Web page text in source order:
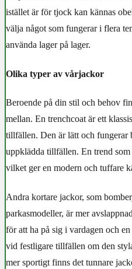
istället är för tjock kan kännas
välja något som fungerar i flera
använda lager på lager.
Olika typer av vårjackor
Beroende på din stil och behov
mellan. En trenchcoat är ett
tillfällen. Den är lätt och fungerar
uppklädda tillfällen. En trend
vilket ger en modern och tuffare
Andra kortare jackor, som
parkasmodeller, är mer
för att ha på sig i vardagen och
vid festligare tillfällen om den
mer sportigt finns det tunnare